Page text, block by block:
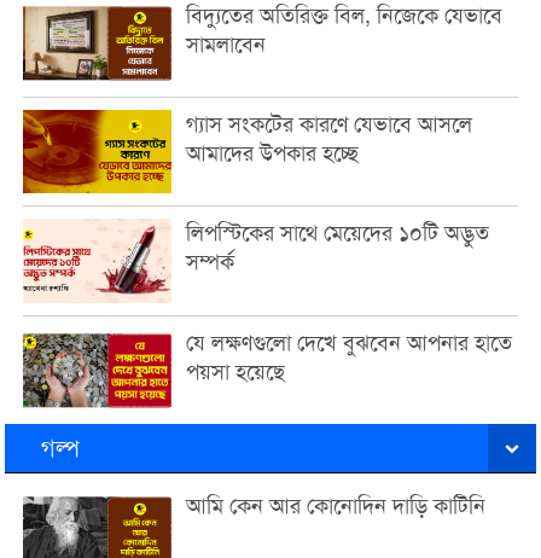
বিদ্যুতের অতিরিক্ত বিল, নিজেকে যেভাবে
সামলাবেন
গ্যাস সংকটের কারণে যেভাবে আসলে
আমাদের উপকার হচ্ছে
লিপস্টিকের সাথে মেয়েদের ১০টি অদ্ভুত
সম্পর্ক
যে লক্ষণগুলো দেখে বুঝবেন আপনার হাতে
পয়সা হয়েছে
গল্প
আমি কেন আর কোনোদিন দাড়ি কাটিনি